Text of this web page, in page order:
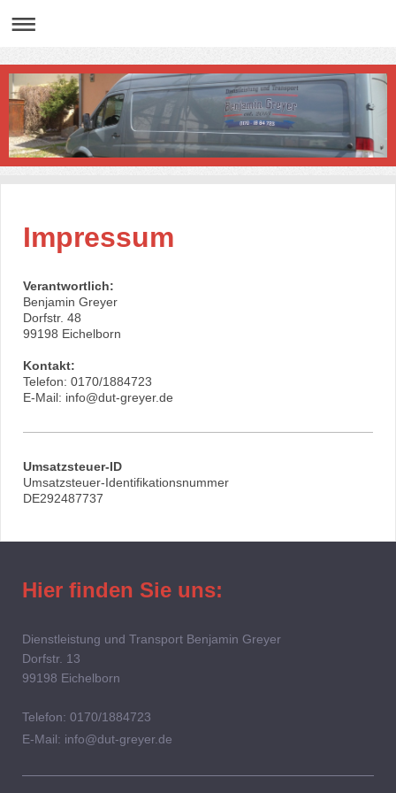
Impressum
Verantwortlich:
Benjamin Greyer
Dorfstr. 48
99198 Eichelborn
Kontakt:
Telefon: 0170/1884723
E-Mail: info@dut-greyer.de
Umsatzsteuer-ID
Umsatzsteuer-Identifikationsnummer
DE292487737
Hier finden Sie uns:
Dienstleistung und Transport Benjamin Greyer
Dorfstr. 13
99198 Eichelborn
Telefon: 0170/1884723
E-Mail: info@dut-greyer.de